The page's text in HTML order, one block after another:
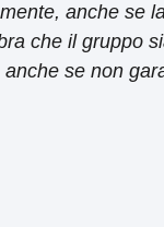
anche se
che il gruppo
se non